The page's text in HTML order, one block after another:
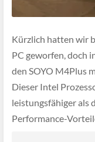
Kürzlich hatten wir
PC geworfen, doch
den SOYO M4Plus
Dieser Intel
leistungsfähiger als
Performance-